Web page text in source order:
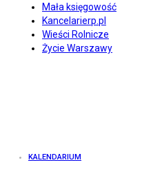
Mała księgowość
Kancelarierp.pl
Wieści Rolnicze
Życie Warszawy
KALENDARIUM